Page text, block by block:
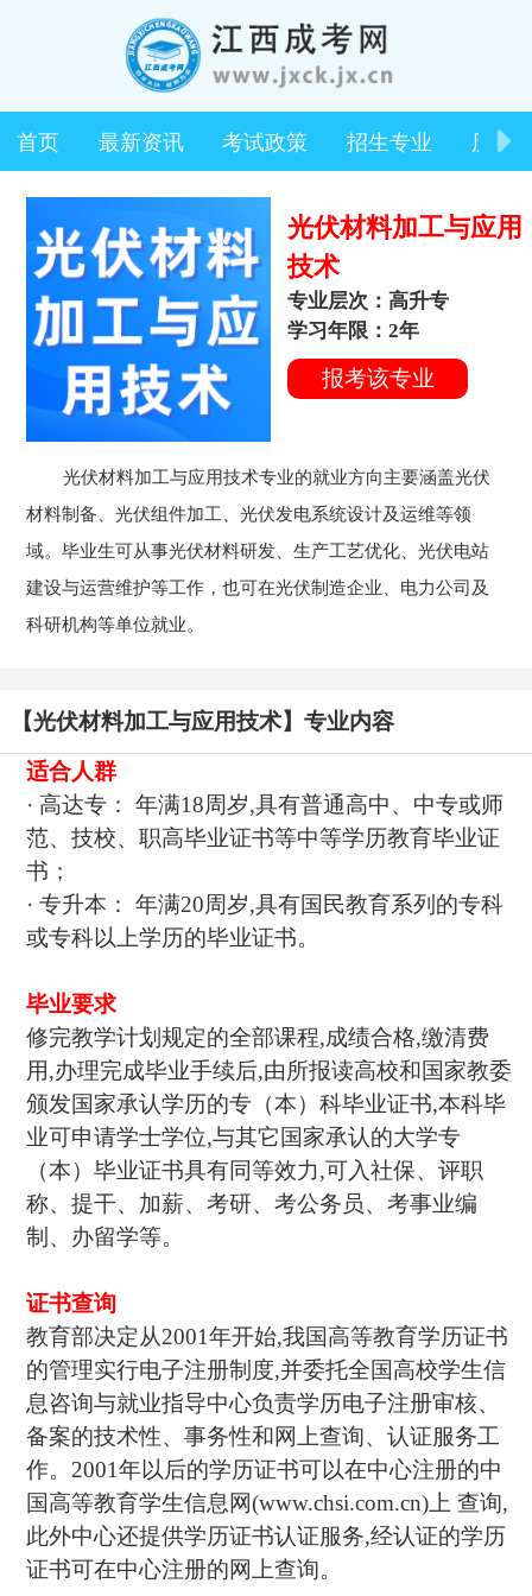
首页 最新资讯 考试政策 招生专业 历年
光伏材料加工与应用
技术
专业层次：高升专
学习年限：2年
报考该专业
光伏材料加工与应用技术专业的就业方向主要涵盖光伏
材料制备、光伏组件加工、光伏发电系统设计及运维等领
域。毕业生可从事光伏材料研发、生产工艺优化、光伏电站
建设与运营维护等工作，也可在光伏制造企业、电力公司及
科研机构等单位就业。
【光伏材料加工与应用技术】专业内容
适合人群
· 高达专： 年满18周岁,具有普通高中、中专或师
范、技校、职高毕业证书等中等学历教育毕业证
书；
· 专升本： 年满20周岁,具有国民教育系列的专科
或专科以上学历的毕业证书。
毕业要求
修完教学计划规定的全部课程,成绩合格,缴清费
用,办理完成毕业手续后,由所报读高校和国家教委
颁发国家承认学历的专（本）科毕业证书,本科毕
业可申请学士学位,与其它国家承认的大学专
（本）毕业证书具有同等效力,可入社保、评职
称、提干、加薪、考研、考公务员、考事业编
制、办留学等。
证书查询
教育部决定从2001年开始,我国高等教育学历证书
的管理实行电子注册制度,并委托全国高校学生信
息咨询与就业指导中心负责学历电子注册审核、
备案的技术性、事务性和网上查询、认证服务工
作。2001年以后的学历证书可以在中心注册的中
国高等教育学生信息网(www.chsi.com.cn)上 查询,
此外中心还提供学历证书认证服务,经认证的学历
证书可在中心注册的网上查询。